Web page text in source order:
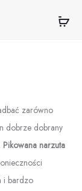
zarówno
dobrze dobrany
Pikowana narzuta
i bardzo